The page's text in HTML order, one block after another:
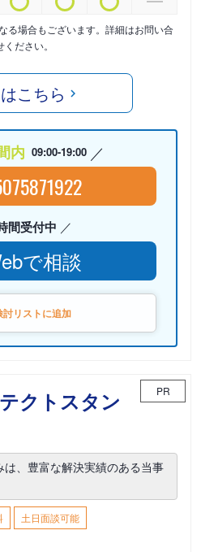
る場合もございます。詳細はお問い合
ください。
こちら
内 09:00-19:00
間受付中
で相談
討リストに追加
クトスタン
PR
、豊富な解決実績のある当事
土日面談可能